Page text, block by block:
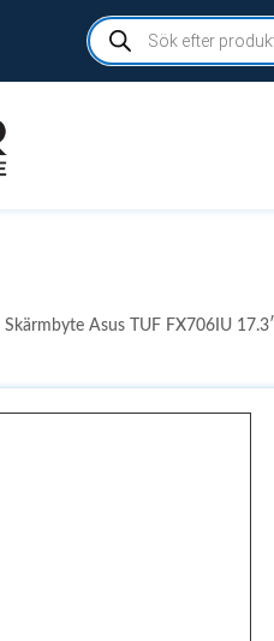
Products
search
Skärmbyte Asus TUF FX706IU